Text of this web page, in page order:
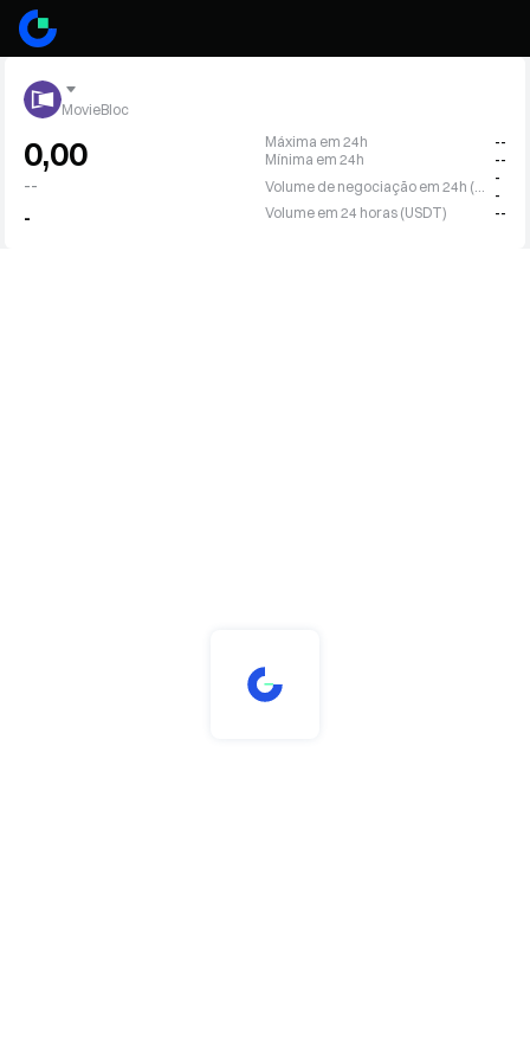
MovieBloc
0,00
--
-
Máxima em 24h
--
Mínima em 24h
--
-
-
Volume em 24 horas (USDT)
--